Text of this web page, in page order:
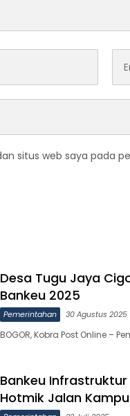
situs web saya pada
Desa Tugu Jaya
Bankeu 2025
Pemerintahan 30 Agustus 2025
BOGOR, Kobra Post Online –
Bankeu
Hotmik Jalan